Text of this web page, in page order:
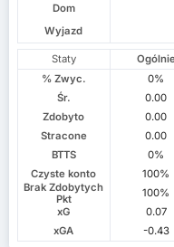
Dom
Wyjazd
Staty
% Zwyc.
0%
Śr.
0.00
Zdobyto
0.00
Stracone
0.00
BTTS
0%
Czyste konto
100%
Brak Zdobytych
Pkt
100%
xG
0.07
xGA
-0.43